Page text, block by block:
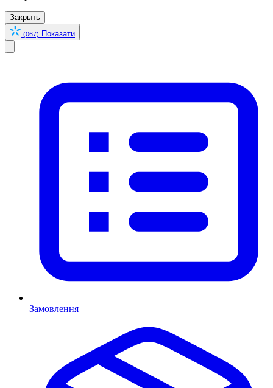
Закрыть
(067) Показати
Замовлення